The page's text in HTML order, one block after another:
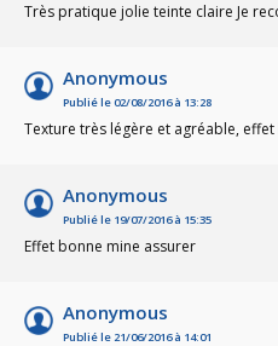
Très pratique jolie teinte claire Je
Anonymous
Publié le 02/08/2016 à 13:28
Texture très légère et agréable,
Anonymous
Publié le 19/07/2016 à 15:35
Effet bonne mine assurer
Anonymous
Publié le 21/06/2016 à 14:01